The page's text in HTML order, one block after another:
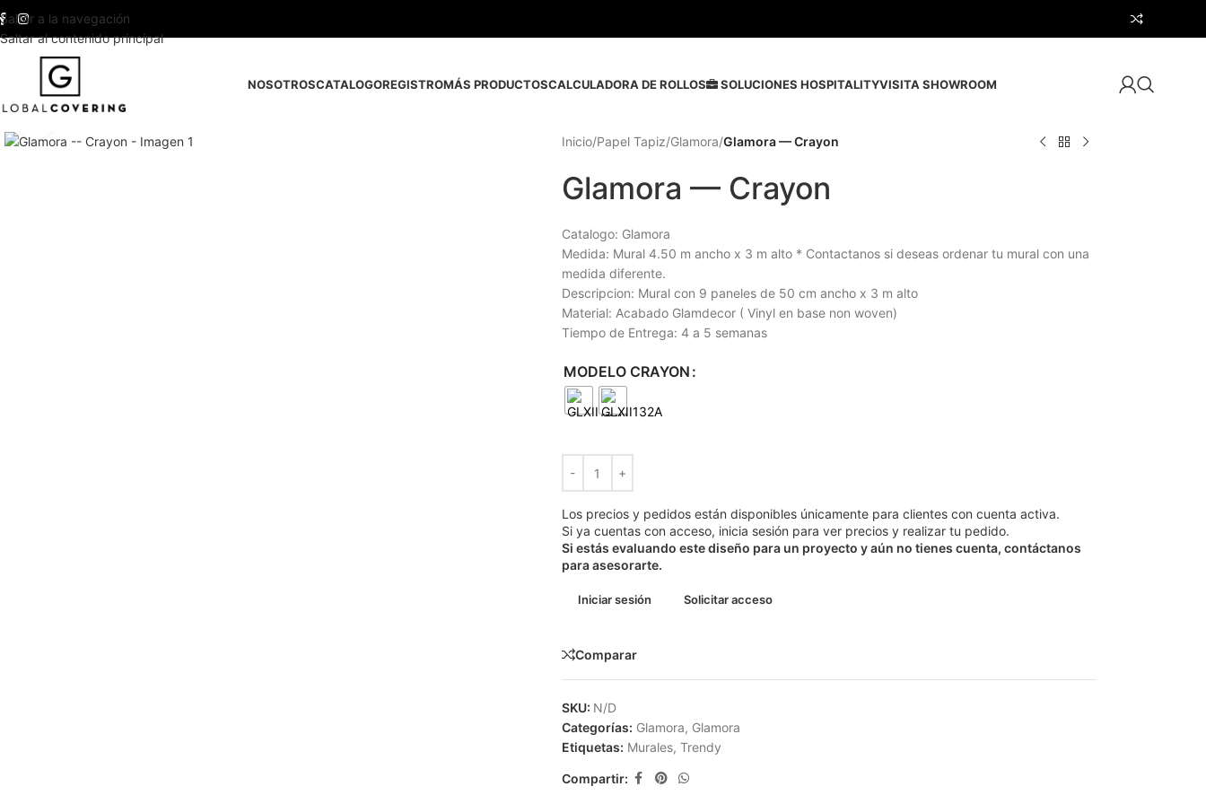
Saltar a la navegación
Saltar al contenido principal
NOSOTROSCATALOGOREGISTROMÁS PRODUCTOSCALCULADORA DE ROLLOS SOLUCIONES HOSPITALITYVISITA SHOWROOM
Haga clic para ampliar
Inicio/Papel Tapiz/Glamora/Glamora — Crayon
Glamora — Crayon
Catalogo: Glamora
Medida: Mural 4.50 m ancho x 3 m alto * Contactanos si deseas ordenar tu mural con una
medida diferente.
Descripcion: Mural con 9 paneles de 50 cm ancho x 3 m alto
Material: Acabado Glamdecor ( Vinyl en base non woven)
Tiempo de Entrega: 4 a 5 semanas
MODELO CRAYON
Los precios y pedidos están disponibles únicamente para clientes con cuenta activa.
Si ya cuentas con acceso, inicia sesión para ver precios y realizar tu pedido.
Si estás evaluando este diseño para un proyecto y aún no tienes cuenta, contáctanos
para asesorarte.
Iniciar sesión Solicitar acceso
Comparar
SKU: N/D
Categorías: Glamora, Glamora
Etiquetas: Murales, Trendy
Compartir: